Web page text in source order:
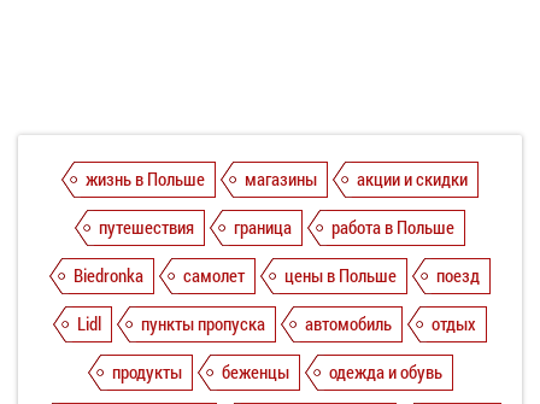
жизнь в Польше магазины
акции и скидки
путешествия
граница
работа в Польше
Biedronka
самолет цены в Польше
поезд
Lidl
пункты пропуска автомобиль
отдых
продукты
беженцы
одежда и обувь